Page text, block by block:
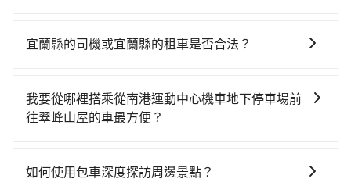
包車：優點是搭乘舒適可以根據自己的需求安排時間和
車：優點是24小時隨叫隨到，價格按錶計費，但若遇交
通塞車時亦會加收延遲費用，一般屬短程接駁為主。 -
事後也無法申訴退費。
宜蘭縣的司機或宜蘭縣的租車是否合法？
車、私家車或野雞車在招攬生意，這不僅是違法可能被
警察臨檢並趕下車，出意外後保險公司更是不會提供任
風險。而tripool雇用的司機、使用的車輛以及配合的車
我要從哪裡搭乘從南港運動中心機車地下停車場前
往翠峰山屋的車最方便？
落，只要有路能到、Google地圖上能標註、GPS上能找
如何使用包車深度探訪周邊景點？